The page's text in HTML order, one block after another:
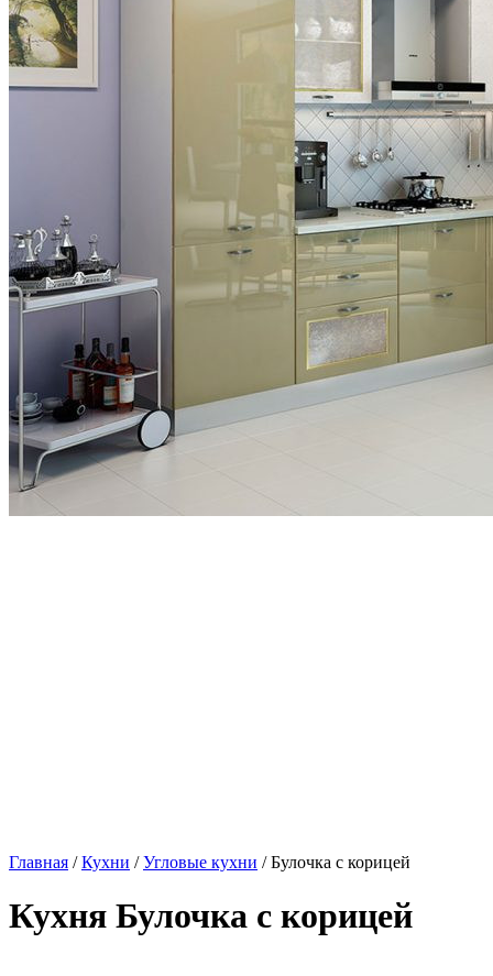
Главная /Кухни /Угловые кухни / Булочка с корицей
Кухня Булочка с корицей